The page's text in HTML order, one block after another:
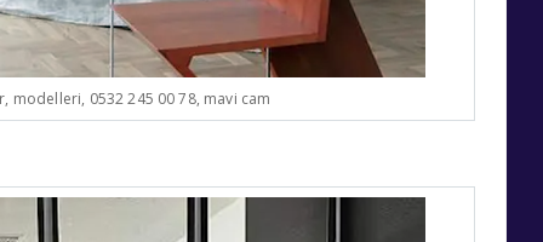
modelleri, 0532 245 00 78, mavi cam